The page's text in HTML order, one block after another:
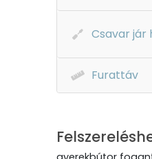
Csavar jár
Furattáv